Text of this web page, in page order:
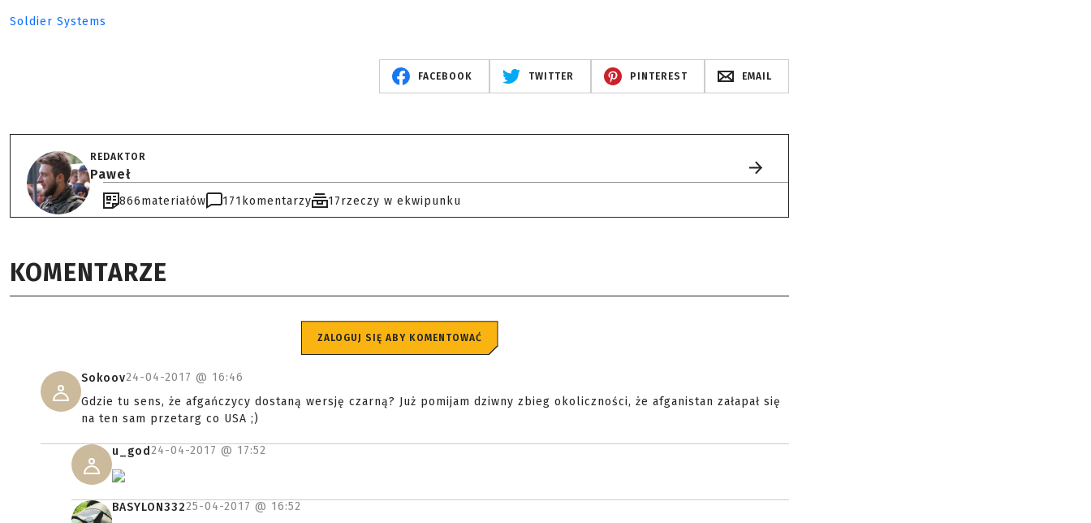
Soldier Systems
FACEBOOK TWITTER PINTEREST EMAIL
REDAKTOR
Paweł
866materiałów 171 komentarzy 17rzeczy w ekwipunku
KOMENTARZE
ZALOGUJ SIĘ ABY KOMENTOWAĆ
Sokoov24-04-2017 @ 16:46
Gdzie tu sens, że afgańczycy dostaną wersję czarną? Już pomijam dziwny zbieg okoliczności, że afganistan załapał się
na ten sam przetarg co USA ;)
u_god24-04-2017 @ 17:52
BASYLON33225-04-2017 @ 16:52